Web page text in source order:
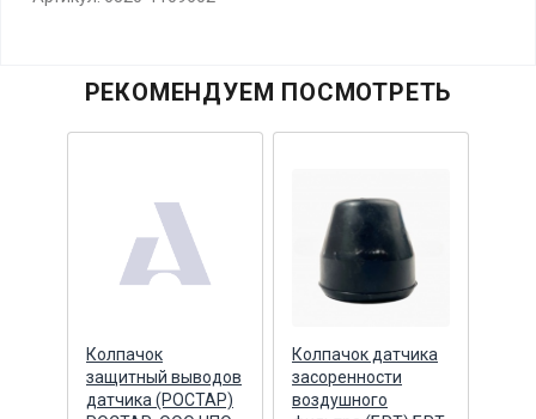
РЕКОМЕНДУЕМ ПОСМОТРЕТЬ
Колпачок
защитный выводов
датчика (РОСТАР)
Колпачок датчика
засоренности
воздушного